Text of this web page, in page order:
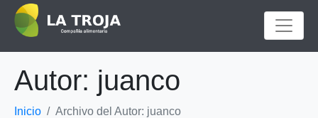
Autor: juanco
Inicio Archivo del Autor: juanco